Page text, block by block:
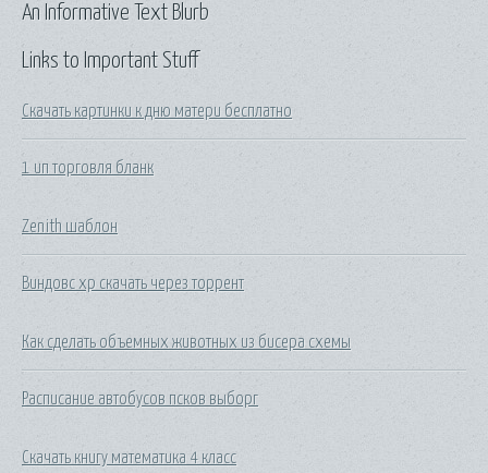
Links to Important Stuff
Скачать картинки к дню матери бесплатно
1 ип торговля бланк
Zenith шаблон
Виндовс хр скачать через торрент
Как сделать объемных животных из бисера схемы
Расписание автобусов псков выборг
Скачать книгу математика 4 класс
An Informative Text Blurb